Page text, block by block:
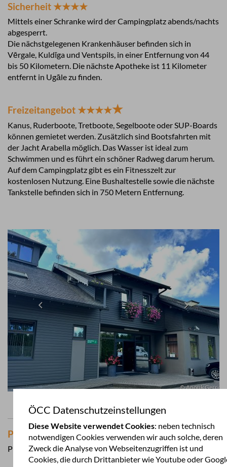
Sicherheit ★★★★
Mittels einer Schranke wird der Campingplatz abends/nachts
abgesperrt.
Die nächstgelegenen Krankenhäuser befinden sich in
Vērgale, Kuldīga und Ventspils, in einer Entfernung von 44
bis 50 Kilometern. Die nächste Apotheke ist 11 Kilometer
entfernt in Ugāle zu finden.
Freizeitangebot ★★★★★
Kanus, Ruderboote, Tretboote, Segelboote oder SUP-Boards
können gemietet werden. Zusätzlich sind Bootsfahrten mit
der Jacht Arabella möglich. Das Wasser ist ideal zum
Schwimmen und es führt ein schöner Radweg darum herum.
Auf dem Campingplatz gibt es ein Fitnesszelt zur
kostenlosen Nutzung. Eine Bushaltestelle sowie die nächste
Tankstelle befinden sich in 750 Metern Entfernung.
© Anouk
Preise 2024
Pro Nacht in Euro je nach Saison
ÖCC Datenschutzeinstellungen
Diese Website verwendet Cookies: neben technisch
notwendigen Cookies verwenden wir auch solche, deren
Zweck die Analyse von Webseitenzugriffen ist und
Cookies, die durch Drittanbieter wie Youtube oder